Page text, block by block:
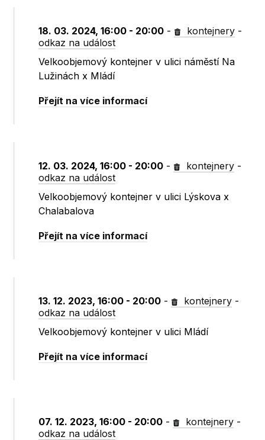
18. 03. 2024, 16:00 - 20:00 - kontejnery -
odkaz na událost
Velkoobjemový kontejner v ulici náměstí Na
Lužinách x Mládí
Přejít na více informací
12. 03. 2024, 16:00 - 20:00 - kontejnery -
odkaz na událost
Velkoobjemový kontejner v ulici Lýskova x
Chalabalova
Přejít na více informací
13. 12. 2023, 16:00 - 20:00 - kontejnery -
odkaz na událost
Velkoobjemový kontejner v ulici Mládí
Přejít na více informací
07. 12. 2023, 16:00 - 20:00 - kontejnery -
odkaz na událost